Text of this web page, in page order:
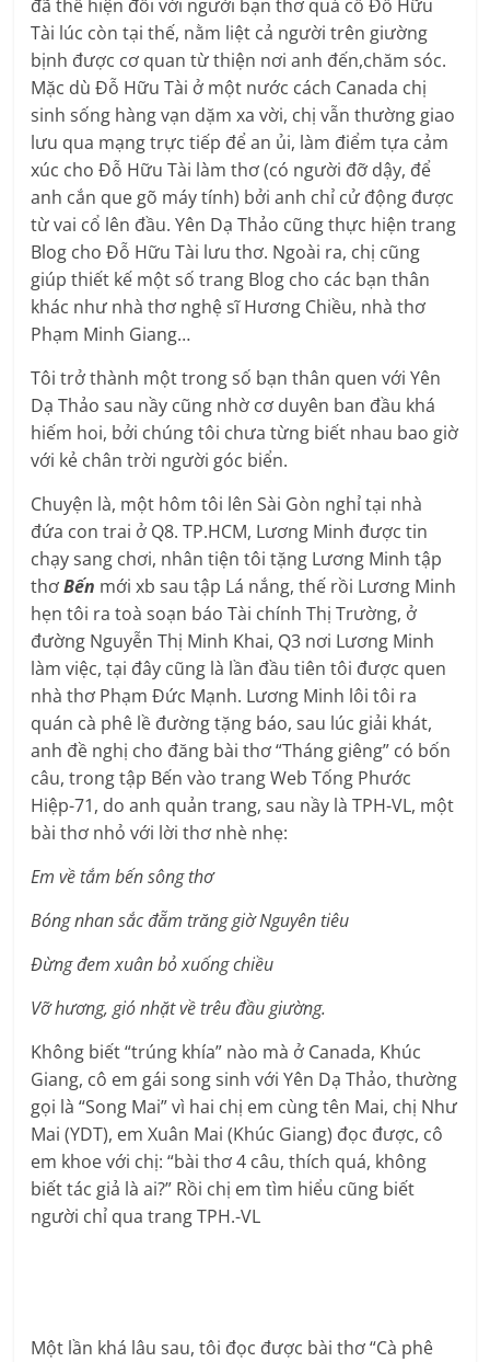
đã thể hiện đối với người bạn thơ quá cố Đỗ Hữu
Tài lúc còn tại thế, nằm liệt cả người trên giường
bịnh được cơ quan từ thiện nơi anh đến,chăm sóc.
Mặc dù Đỗ Hữu Tài ở một nước cách Canada chị
sinh sống hàng vạn dặm xa vời, chị vẫn thường giao
lưu qua mạng trực tiếp để an ủi, làm điểm tựa cảm
xúc cho Đỗ Hữu Tài làm thơ (có người đỡ dậy, để
anh cắn que gõ máy tính) bởi anh chỉ cử động được
từ vai cổ lên đầu. Yên Dạ Thảo cũng thực hiện trang
Blog cho Đỗ Hữu Tài lưu thơ. Ngoài ra, chị cũng
giúp thiết kế một số trang Blog cho các bạn thân
khác như nhà thơ nghệ sĩ Hương Chiều, nhà thơ
Phạm Minh Giang…
Tôi trở thành một trong số bạn thân quen với Yên
Dạ Thảo sau nầy cũng nhờ cơ duyên ban đầu khá
hiếm hoi, bởi chúng tôi chưa từng biết nhau bao giờ
với kẻ chân trời người góc biển.
Chuyện là, một hôm tôi lên Sài Gòn nghỉ tại nhà
đứa con trai ở Q8. TP.HCM, Lương Minh được tin
chạy sang chơi, nhân tiện tôi tặng Lương Minh tập
thơBến mới xb sau tập Lá nắng, thế rồi Lương Minh
hẹn tôi ra toà soạn báo Tài chính Thị Trường, ở
đường Nguyễn Thị Minh Khai, Q3 nơi Lương Minh
làm việc, tại đây cũng là lần đầu tiên tôi được quen
nhà thơ Phạm Đức Mạnh. Lương Minh lôi tôi ra
quán cà phê lề đường tặng báo, sau lúc giải khát,
anh đề nghị cho đăng bài thơ “Tháng giêng” có bốn
câu, trong tập Bến vào trang Web Tống Phước
Hiệp-71, do anh quản trang, sau nầy là TPH-VL, một
bài thơ nhỏ với lời thơ nhè nhẹ:
Em về tắm bến sông thơ
Bóng nhan sắc đẵm trăng giờ Nguyên tiêu
Đừng đem xuân bỏ xuống chiều
Vỡ hương, gió nhặt về trêu đầu giường.
Không biết “trúng khía” nào mà ở Canada, Khúc
Giang, cô em gái song sinh với Yên Dạ Thảo, thường
gọi là “Song Mai” vì hai chị em cùng tên Mai, chị Như
Mai (YDT), em Xuân Mai (Khúc Giang) đọc được, cô
em khoe với chị: “bài thơ 4 câu, thích quá, không
biết tác giả là ai?” Rồi chị em tìm hiểu cũng biết
người chỉ qua trang TPH.-VL
Một lần khá lâu sau, tôi đọc được bài thơ “Cà phê